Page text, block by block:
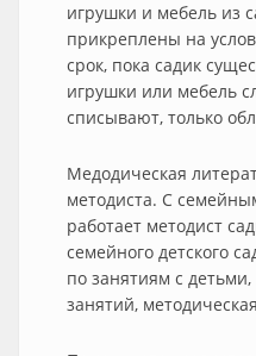
игрушки и мебель из
прикреплены на
срок, пока садик
игрушки или мебель
списывают, только
Медодическая
методиста. С
работает методист
семейного детского
по занятиям с
занятий,